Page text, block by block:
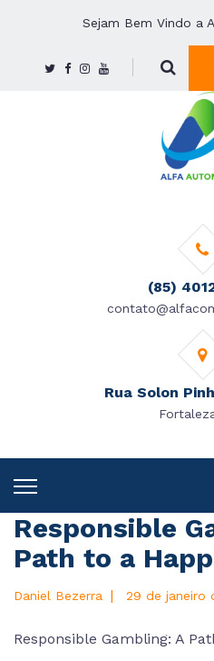
Sejam Bem Vindo a
(85)
Rua Solon
Responsible
Path to a
Daniel Bezerra | 29 de janeiro
Responsible Gambling: A